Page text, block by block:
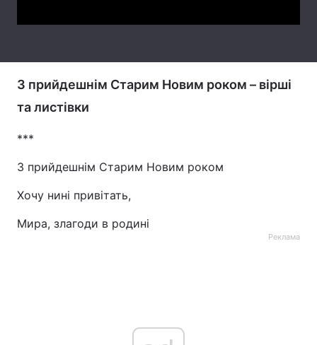
З прийдешнім Старим Новим роком – вірші
та листівки
***
З прийдешнім Старим Новим роком
Хочу нині привітать,
Мира, злагоди в родині
Реклама